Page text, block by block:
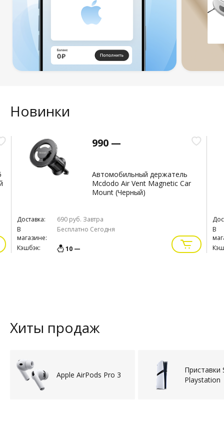
Новинки
990 —
Автомобильный держатель
Mcdodo Air Vent Magnetic Car
Mount (Черный)
Доставка: 690 руб. Завтра
В
магазине:
Бесплатно Сегодня
Кэшбэк: 10 —
В
Хиты продаж
Apple AirPods Pro 3
Приставки
Playstation